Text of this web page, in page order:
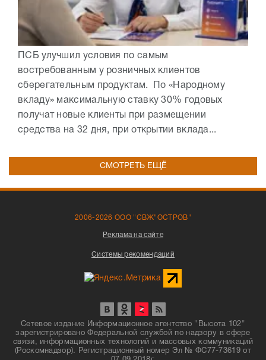
ПСБ улучшил условия по самым
востребованным у розничных клиентов
сберегательным продуктам. По «Народному
вкладу» максимальную ставку 30% годовых
получат новые клиенты при размещении
средства на 32 дня, при открытии вклада...
СМОТРЕТЬ ЕЩЁ
2006-2026 ООО "СВЖ"ОСТРОВ"
Реклама на сайте
Системы рекомендаций
Сетевое издание Информационное агентство "Высота 102"
зарегистрировано Федеральной службой по надзору в сфере
связи, информационных технологий и массовых коммуникаций
(Роскомнадзор). Регистрационный номер Эл № ФС77-73619 от